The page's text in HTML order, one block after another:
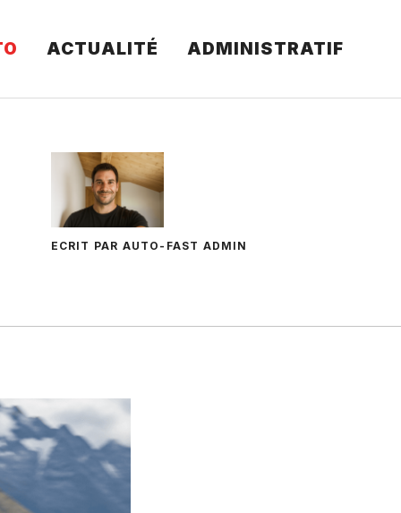
ACTUALITÉ ADMINISTRATIF
ECRIT PAR AUTO-FAST ADMIN